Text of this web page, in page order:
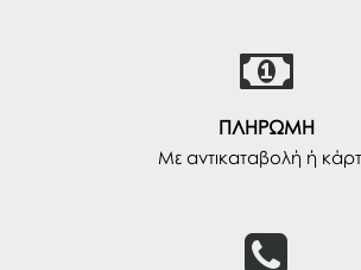
ΠΛΗΡΩΜΗ
Με αντικαταβολή ή